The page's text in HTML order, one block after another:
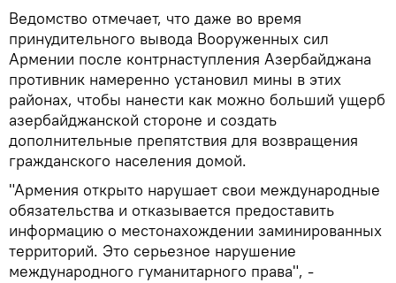
Ведомство отмечает, что даже во время
принудительного вывода Вооруженных сил
Армении после контрнаступления Азербайджана
противник намеренно установил мины в этих
районах, чтобы нанести как можно больший ущерб
азербайджанской стороне и создать
дополнительные препятствия для возвращения
гражданского населения домой.
"Армения открыто нарушает свои международные
обязательства и отказывается предоставить
информацию о местонахождении заминированных
территорий. Это серьезное нарушение
международного гуманитарного права", -